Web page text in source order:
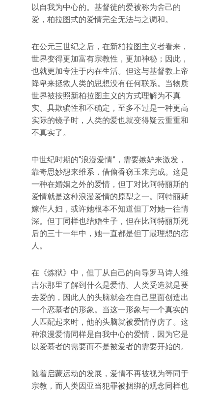
以自我为中心的。基督徒的爱被称为舍己的
爱，柏拉图式的爱情完全无法与之调和。
在公元三世纪之后，在新柏拉图主义者看来，
世界变得更加富有宗教性，更加神秘；因此，
也就更加专注于内在生活。但这与基督教上帝
降卑来拯救人类的思想没有任何联系。当物质
世界被按照新柏拉图主义的方式理解为不真
实、具欺骗性和不确定，至多不过是一种更高
实际的镜子时，人类的爱也就变得疑云重重和
不真实了。
中世纪时期的“浪漫爱情”，需要嫉妒来激发，
靠奇思妙想来维系，借偷香窃玉来完成。这是
一种在婚姻之外的爱情，但丁对比阿特丽斯的
爱情就是这种浪漫爱情的原型之一。阿特丽斯
嫁作人妇，或许她根本不知道但丁对她一往情
深。但丁同样也结婚生子，但在比阿特丽斯死
后的三十一年中，她一直都是但丁最理想的恋
人。
在《炼狱》中，但丁从自己的向导罗马诗人维
吉尔那里了解到什么是爱情。人类受造就是要
去爱的，因此人的头脑就会在自己里面创造出
一个恋慕者的形象。当这一形象与一个真实的
人匹配起来时，他的头脑就被爱情俘虏了。这
种浪漫爱情同样是自我中心的爱情，因为它是
以爱慕者的需要而不是被爱者的需要开始的。
随着启蒙运动的发展，爱情不再被视为等同于
宗教，而人类因亚当犯罪被捆绑的观念同样也